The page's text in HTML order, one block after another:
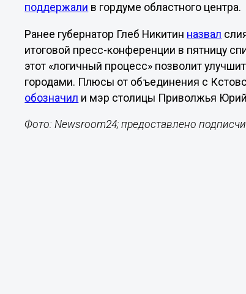
поддержали в гордуме областного центра.
Ранее губернатор Глеб Никитин назвал
итоговой пресс-конференции в пятницу
этот «логичный процесс» позволит
городами. Плюсы от объединения с
обозначил и мэр столицы Приволжья
Фото: Newsroom24; предоставлено